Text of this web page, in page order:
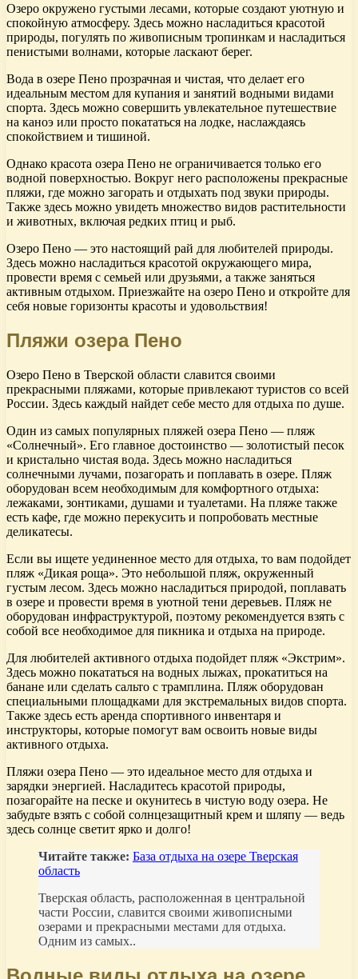
Озеро окружено густыми лесами, которые создают уютную и
спокойную атмосферу. Здесь можно насладиться красотой
природы, погулять по живописным тропинкам и насладиться
пенистыми волнами, которые ласкают берег.
Вода в озере Пено прозрачная и чистая, что делает его
идеальным местом для купания и занятий водными видами
спорта. Здесь можно совершить увлекательное путешествие
на каноэ или просто покататься на лодке, наслаждаясь
спокойствием и тишиной.
Однако красота озера Пено не ограничивается только его
водной поверхностью. Вокруг него расположены прекрасные
пляжи, где можно загорать и отдыхать под звуки природы.
Также здесь можно увидеть множество видов растительности
и животных, включая редких птиц и рыб.
Озеро Пено — это настоящий рай для любителей природы.
Здесь можно насладиться красотой окружающего мира,
провести время с семьей или друзьями, а также заняться
активным отдыхом. Приезжайте на озеро Пено и откройте для
себя новые горизонты красоты и удовольствия!
Пляжи озера Пено
Озеро Пено в Тверской области славится своими
прекрасными пляжами, которые привлекают туристов со всей
России. Здесь каждый найдет себе место для отдыха по душе.
Один из самых популярных пляжей озера Пено — пляж
«Солнечный». Его главное достоинство — золотистый песок
и кристально чистая вода. Здесь можно насладиться
солнечными лучами, позагорать и поплавать в озере. Пляж
оборудован всем необходимым для комфортного отдыха:
лежаками, зонтиками, душами и туалетами. На пляже также
есть кафе, где можно перекусить и попробовать местные
деликатесы.
Если вы ищете уединенное место для отдыха, то вам подойдет
пляж «Дикая роща». Это небольшой пляж, окруженный
густым лесом. Здесь можно насладиться природой, поплавать
в озере и провести время в уютной тени деревьев. Пляж не
оборудован инфраструктурой, поэтому рекомендуется взять с
собой все необходимое для пикника и отдыха на природе.
Для любителей активного отдыха подойдет пляж «Экстрим».
Здесь можно покататься на водных лыжах, прокатиться на
банане или сделать сальто с трамплина. Пляж оборудован
специальными площадками для экстремальных видов спорта.
Также здесь есть аренда спортивного инвентаря и
инструкторы, которые помогут вам освоить новые виды
активного отдыха.
Пляжи озера Пено — это идеальное место для отдыха и
зарядки энергией. Насладитесь красотой природы,
позагорайте на песке и окунитесь в чистую воду озера. Не
забудьте взять с собой солнцезащитный крем и шляпу — ведь
здесь солнце светит ярко и долго!
Читайте также: База отдыха на озере Тверская
область
Тверская область, расположенная в центральной
части России, славится своими живописными
озерами и прекрасными местами для отдыха.
Одним из самых..